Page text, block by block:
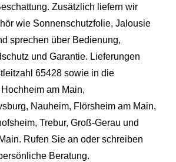
Zusätzlich liefern wir
wie Sonnenschutzfolie, Jalousie
sprechen über Bedienung,
und Garantie. Lieferungen
65428 sowie in die
am Main,
Nauheim, Flörsheim am Main,
Trebur, Groß‑Gerau und
Rufen Sie an oder schreiben
Beratung.